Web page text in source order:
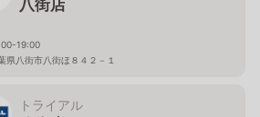
八街店
19:00
県八街市八街ほ８４２－１
トライアル